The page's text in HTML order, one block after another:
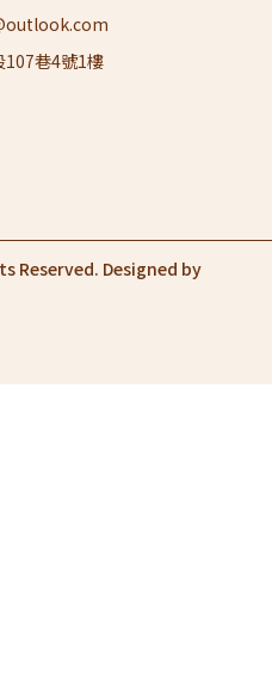
107巷4號1樓
Reserved. Designed by